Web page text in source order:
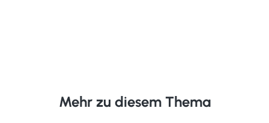
Mehr zu diesem Thema